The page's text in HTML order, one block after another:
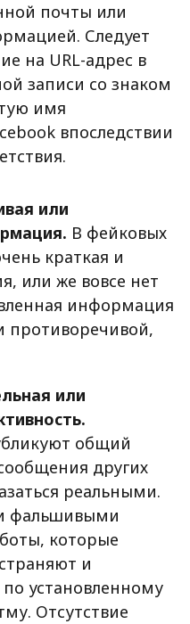
почты или
Следует
на URL-адрес в
записи со знаком
имя
впоследствии
или
В фейковых
краткая и
или же вовсе нет
информация
противоречивой,
или
общий
других
реальными.
фальшивыми
которые
и
установленному
Отсутствие